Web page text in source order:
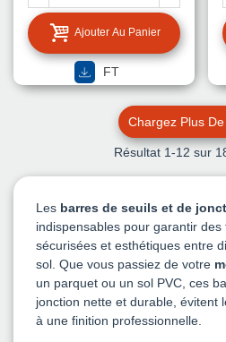
Ajouter Au Panier
FT
Chargez Plus
Résultat 1-12 sur
Les barres de seuils et de
indispensables pour garantir des
sécurisées et esthétiques entre
sol. Que vous passiez de votre
un parquet ou un sol PVC, ces
jonction nette et durable, évitent
à une finition professionnelle.